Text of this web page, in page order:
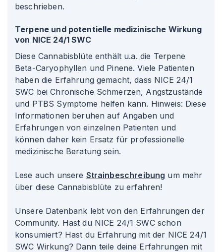
beschrieben.
Terpene und potentielle medizinische Wirkung
von NICE 24/1 SWC
Diese Cannabisblüte enthält u.a. die Terpene
Beta-Caryophyllen und Pinene. Viele Patienten
haben die Erfahrung gemacht, dass NICE 24/1
SWC bei Chronische Schmerzen, Angstzustände
und PTBS Symptome helfen kann. Hinweis: Diese
Informationen beruhen auf Angaben und
Erfahrungen von einzelnen Patienten und
können daher kein Ersatz für professionelle
medizinische Beratung sein.
Lese auch unsere Strainbeschreibung um mehr
über diese Cannabisblüte zu erfahren!
Unsere Datenbank lebt von den Erfahrungen der
Community. Hast du NICE 24/1 SWC schon
konsumiert? Hast du Erfahrung mit der NICE 24/1
SWC Wirkung? Dann teile deine Erfahrungen mit